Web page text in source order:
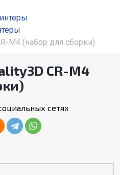
M4 (набор для сборки)
CR-M4
сетях